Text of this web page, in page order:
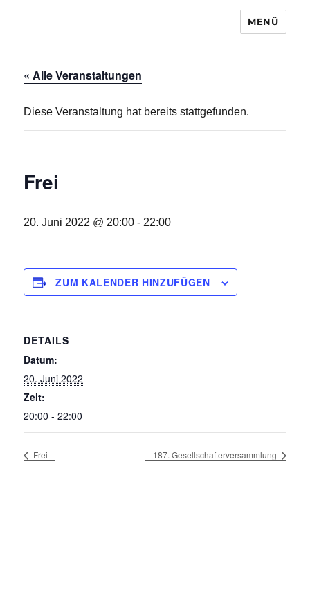
Baugemeinschaft Laubendorf
MENÜ
« Alle Veranstaltungen
Diese Veranstaltung hat bereits stattgefunden.
Frei
20. Juni 2022 @ 20:00 - 22:00
ZUM KALENDER HINZUFÜGEN
DETAILS
Datum:
20. Juni 2022
Zeit:
20:00 - 22:00
Frei 187. Gesellschafterversammlung